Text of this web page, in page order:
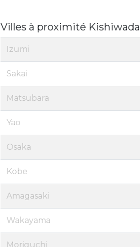
Villes à proximité Kishiwada
Izumi
Sakai
Matsubara
Yao
Osaka
Kobe
Amagasaki
Wakayama
Moriguchi